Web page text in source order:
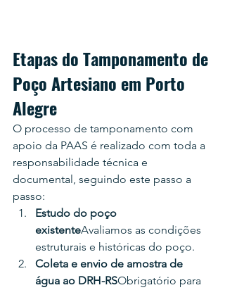
Etapas do Tamponamento de
Poço Artesiano em Porto
Alegre
O processo de tamponamento com
apoio da PAAS é realizado com toda a
responsabilidade técnica e
documental, seguindo este passo a
passo:
Estudo do poço
existenteAvaliamos as condições
estruturais e históricas do poço.
Coleta e envio de amostra de
água ao DRH-RSObrigatório para